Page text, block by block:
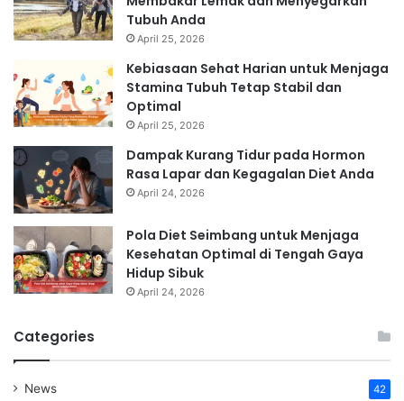
Tubuh Anda
April 25, 2026
Kebiasaan Sehat Harian untuk Menjaga
Stamina Tubuh Tetap Stabil dan
Optimal
April 25, 2026
Dampak Kurang Tidur pada Hormon
Rasa Lapar dan Kegagalan Diet Anda
April 24, 2026
Pola Diet Seimbang untuk Menjaga
Kesehatan Optimal di Tengah Gaya
Hidup Sibuk
April 24, 2026
Categories
News 42